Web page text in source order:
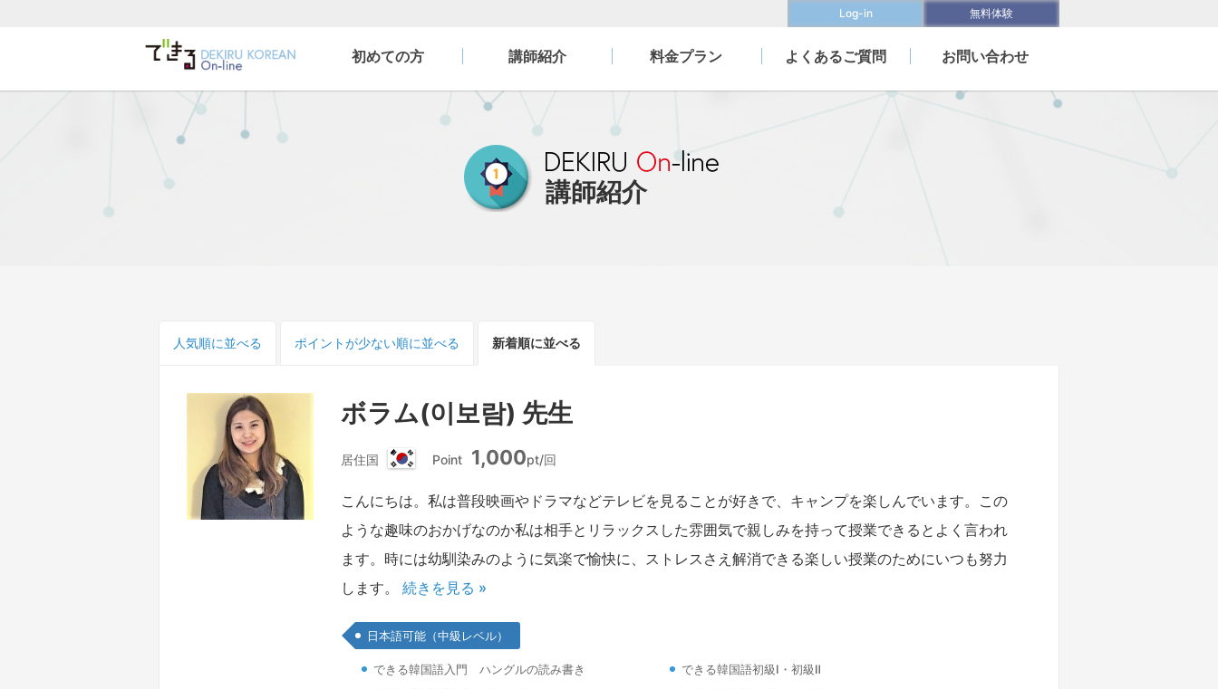
Log-in 無料体験
できる韓国語オンライ
初めての方 講師紹介 料金プラン よくあるご質問 お問い合わせ
講師紹介
人気順に並べる ポイントが少ない順に並べる 新着順に並べる
ボラム(이보람) 先生
居住国
韓
国
Point 1,000pt/回
こんにちは。私は普段映画やドラマなどテレビを見ることが好きで、キャンプを楽しんでいます。この
ような趣味のおかげなのか私は相手とリラックスした雰囲気で親しみを持って授業できるとよく言われ
ます。時には幼馴染みのように気楽で愉快に、ストレスさえ解消できる楽しい授業のためにいつも努力
します。続きを見る »
日本語可能（中級レベル）
できる韓国語入門 ハングルの読み書き
できる韓国語初級Ⅰ・初級Ⅱ